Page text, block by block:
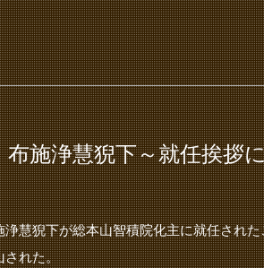
施浄慧猊下～就任挨拶
慧猊下が総本山智積院化主に就任された
された。